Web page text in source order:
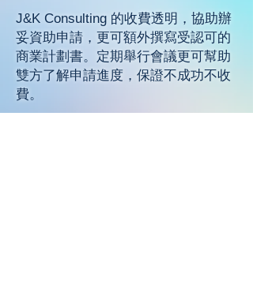
J&K Consulting 的收費透明，協助辦
妥資助申請，更可額外撰寫受認可的
商業計劃書。定期舉行會議更可幫助
雙方了解申請進度，保證不成功不收
費。